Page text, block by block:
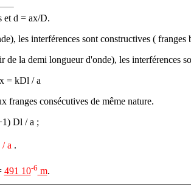
et d = ax/D.
les interférences sont constructives (
la demi longueur d'onde), les interférences
= kDl / a
franges consécutives de même nature.
Dl / a ;
a .
491 10-6 m.